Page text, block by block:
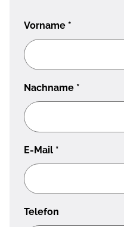
Vorname *
Nachname *
E-Mail *
Telefon